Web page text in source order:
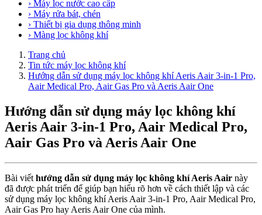
› Máy lọc nước cao cấp
› Máy rửa bát, chén
› Thiết bị gia dụng thông minh
› Màng lọc không khí
Trang chủ
Tin tức máy lọc không khí
Hướng dẫn sử dụng máy lọc không khí Aeris Aair 3-in-1 Pro,
Aair Medical Pro, Aair Gas Pro và Aeris Aair One
Hướng dẫn sử dụng máy lọc không khí
Aeris Aair 3-in-1 Pro, Aair Medical Pro,
Aair Gas Pro và Aeris Aair One
Bài viết hướng dẫn sử dụng máy lọc không khí Aeris Aair này
đã được phát triển để giúp bạn hiểu rõ hơn về cách thiết lập và các
sử dụng máy lọc không khí Aeris Aair 3-in-1 Pro, Aair Medical Pro,
Aair Gas Pro hay Aeris Aair One của mình.